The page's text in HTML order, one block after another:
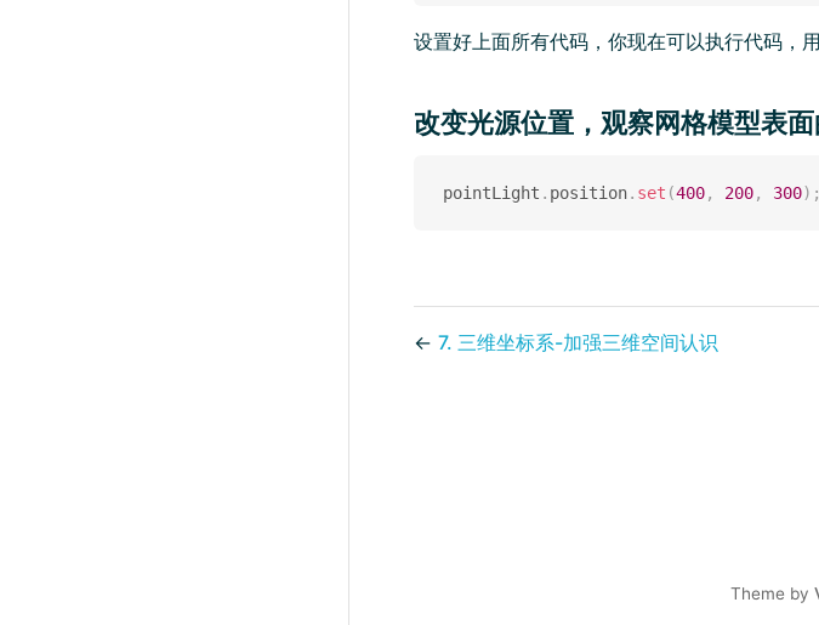
设置好上面所有代码，你现在可以执行代码，
改变光源位置，观察网格模型表面
pointLight . position. set (400, 200, 300) ;
← 7. 三维坐标系-加强三维空间认识
Theme by